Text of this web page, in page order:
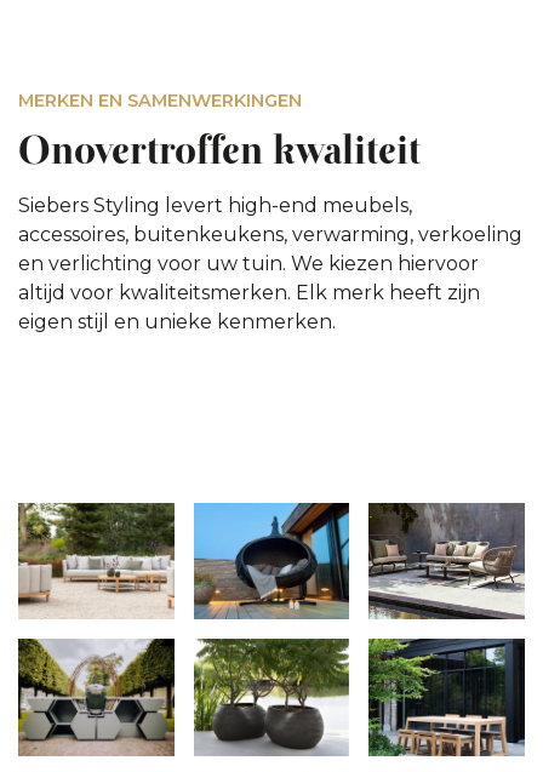
MERKEN EN SAMENWERKINGEN
Onovertroffen kwaliteit
Siebers Styling levert high-end meubels,
accessoires, buitenkeukens, verwarming, verkoeling
en verlichting voor uw tuin. We kiezen hiervoor
altijd voor kwaliteitsmerken. Elk merk heeft zijn
eigen stijl en unieke kenmerken.